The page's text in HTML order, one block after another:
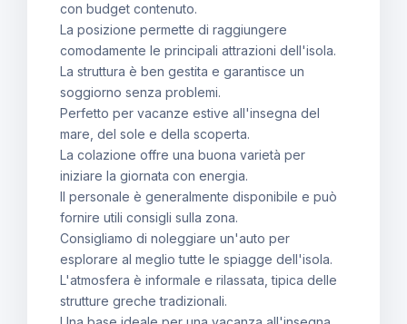
con budget contenuto.
La posizione permette di raggiungere
comodamente le principali attrazioni dell'isola.
La struttura è ben gestita e garantisce un
soggiorno senza problemi.
Perfetto per vacanze estive all'insegna del
mare, del sole e della scoperta.
La colazione offre una buona varietà per
iniziare la giornata con energia.
Il personale è generalmente disponibile e può
fornire utili consigli sulla zona.
Consigliamo di noleggiare un'auto per
esplorare al meglio tutte le spiagge dell'isola.
L'atmosfera è informale e rilassata, tipica delle
strutture greche tradizionali.